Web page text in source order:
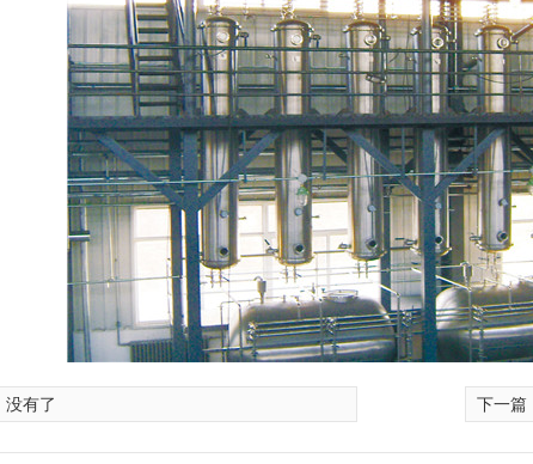
没有了 下一篇